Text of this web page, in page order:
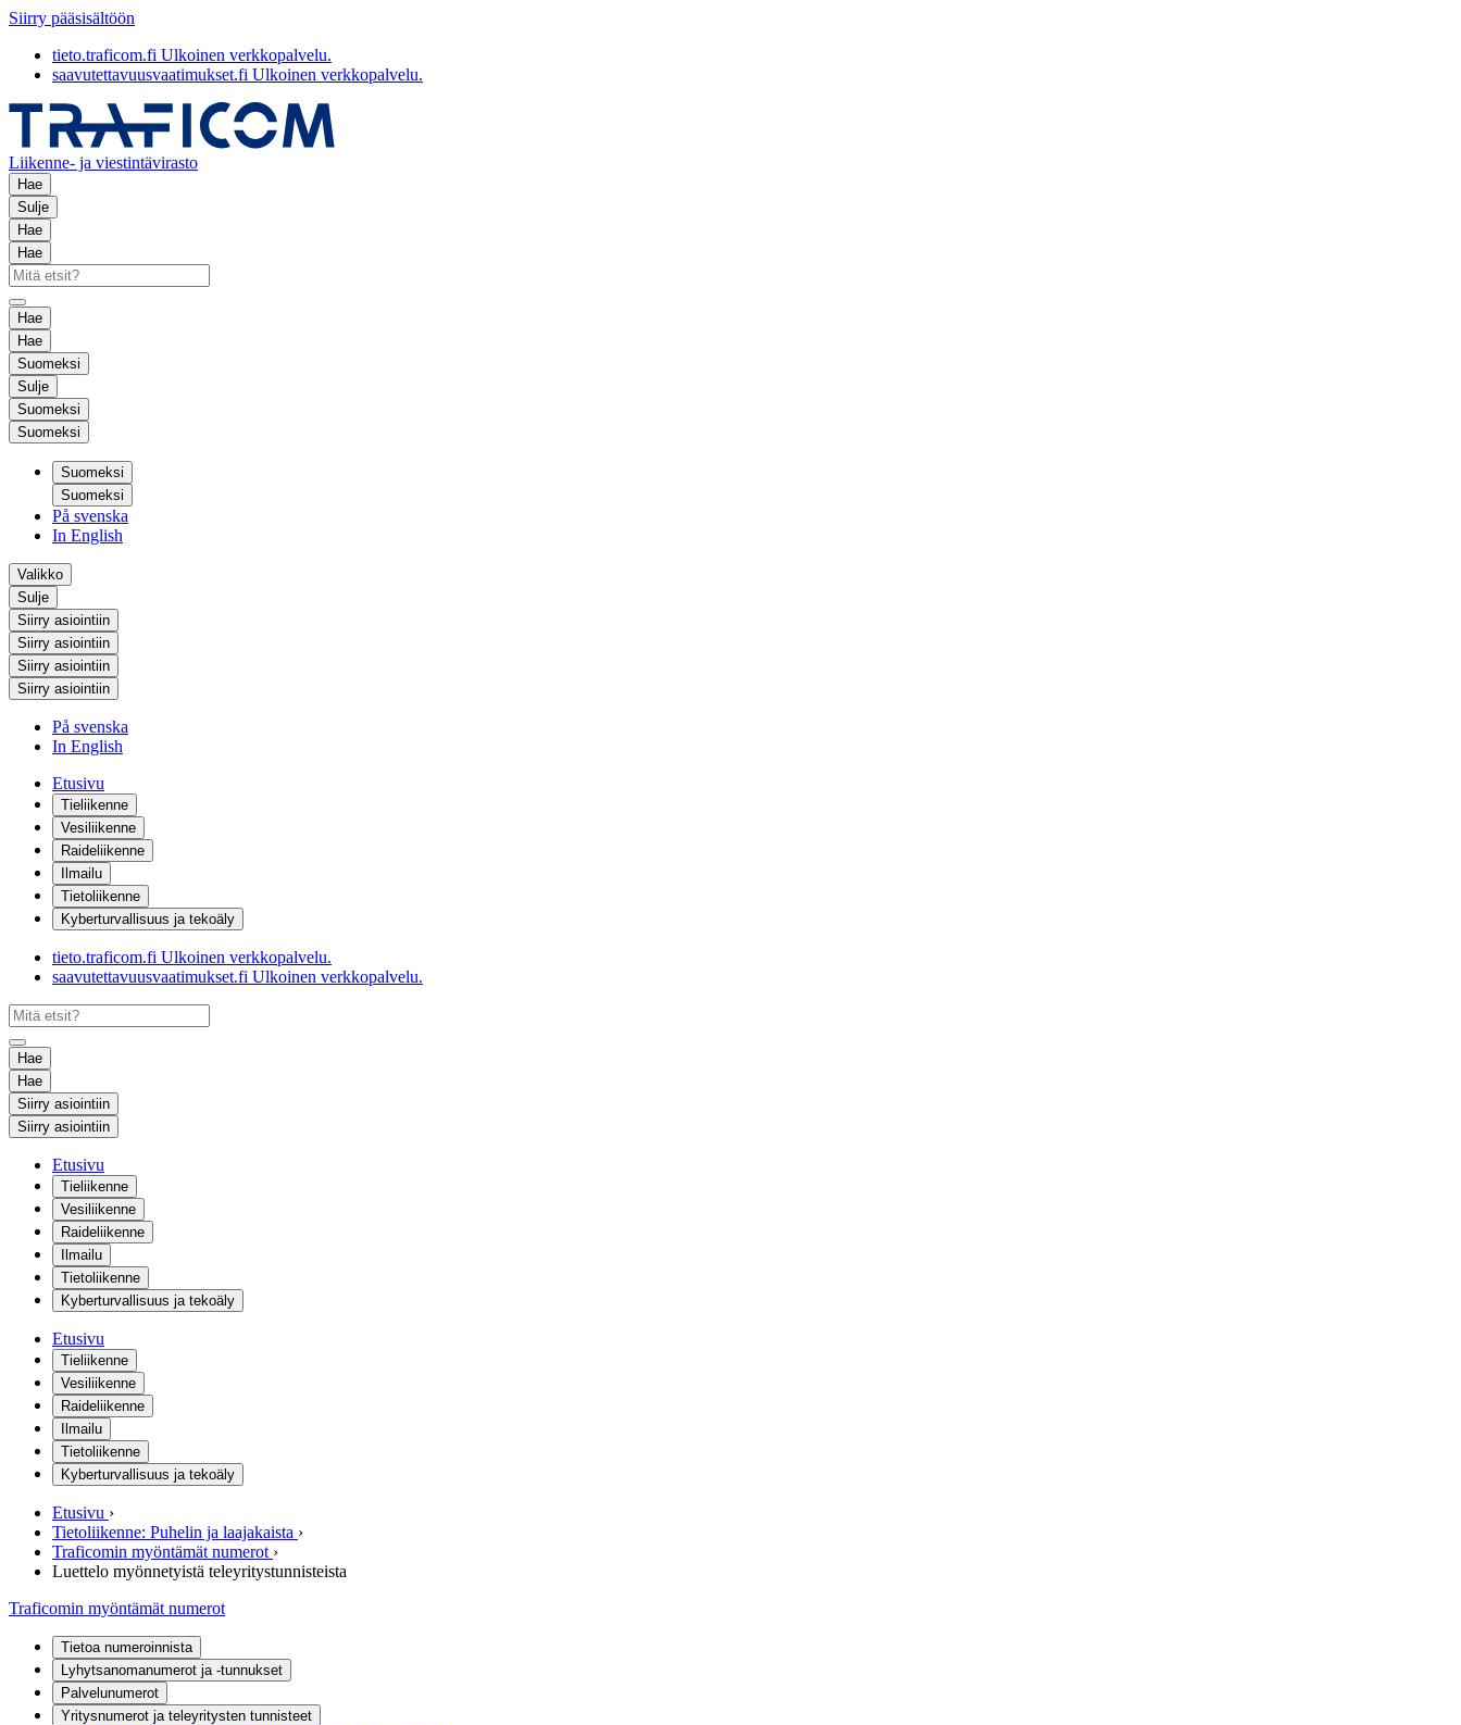
Siirry pääsisältöön
tieto.traficom.fi Ulkoinen verkkopalvelu.
saavutettavuusvaatimukset.fi Ulkoinen verkkopalvelu.
Liikenne- ja viestintävirasto
Hae
Sulje
Hae
Hae
Hae
Hae
Suomeksi
Sulje
Suomeksi
Suomeksi
Suomeksi
Suomeksi
På svenska
In English
Valikko
Sulje
Siirry asiointiin
Siirry asiointiin
Siirry asiointiin
Siirry asiointiin
På svenska
In English
Etusivu
Tieliikenne
Vesiliikenne
Raideliikenne
Ilmailu
Tietoliikenne
Kyberturvallisuus ja tekoäly
tieto.traficom.fi Ulkoinen verkkopalvelu.
saavutettavuusvaatimukset.fi Ulkoinen verkkopalvelu.
Hae
Hae
Siirry asiointiin
Siirry asiointiin
Etusivu
Tieliikenne
Vesiliikenne
Raideliikenne
Ilmailu
Tietoliikenne
Kyberturvallisuus ja tekoäly
Etusivu
Tieliikenne
Vesiliikenne
Raideliikenne
Ilmailu
Tietoliikenne
Kyberturvallisuus ja tekoäly
Etusivu ›
Tietoliikenne: Puhelin ja laajakaista ›
Traficomin myöntämät numerot ›
Luettelo myönnetyistä teleyritystunnisteista
Traficomin myöntämät numerot
Tietoa numeroinnista
Lyhytsanomanumerot ja -tunnukset
Palvelunumerot
Yritysnumerot ja teleyritysten tunnisteet